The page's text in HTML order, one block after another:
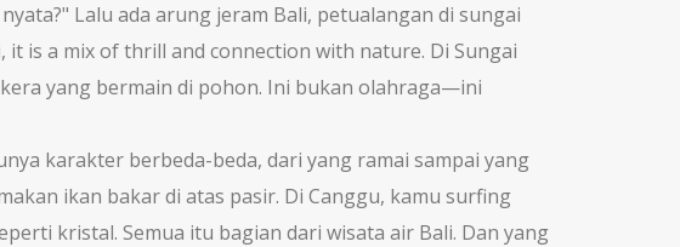
Lalu ada arung jeram Bali, petualangan di sungai
, it is a mix of thrill and connection with nature. Di Sungai
yang bermain di pohon. Ini bukan olahraga—ini
karakter berbeda-beda, dari yang ramai sampai yang
ikan bakar di atas pasir. Di Canggu, kamu surfing
kristal. Semua itu bagian dari wisata air Bali. Dan yang